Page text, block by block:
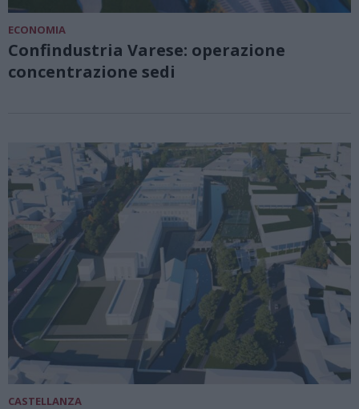
ECONOMIA
Confindustria Varese: operazione
concentrazione sedi
CASTELLANZA